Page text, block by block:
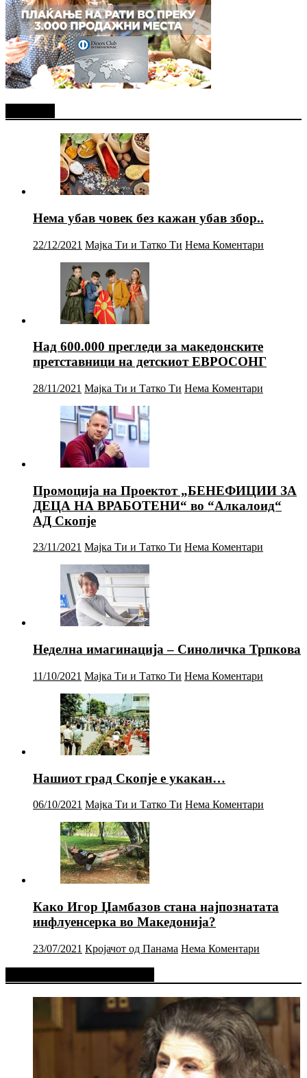
Нема убав човек без кажан убав збор..
22/12/2021 Мајка Ти и Татко Ти Нема Коментари
Над 600.000 прегледи за македонските
претставници на детскиот ЕВРОСОНГ
28/11/2021 Мајка Ти и Татко Ти Нема Коментари
Промоција на Проектот „БЕНЕФИЦИИ ЗА
ДЕЦА НА ВРАБОТЕНИ“ во “Алкалоид“
АД Скопје
23/11/2021 Мајка Ти и Татко Ти Нема Коментари
Неделна имагинација – Синоличка Трпкова
11/10/2021 Мајка Ти и Татко Ти Нема Коментари
Нашиот град Скопје е укакан…
06/10/2021 Мајка Ти и Татко Ти Нема Коментари
Како Игор Џамбазов стана најпознатата
инфлуенсерка во Македонија?
23/07/2021 Кројачот од Панама Нема Коментари